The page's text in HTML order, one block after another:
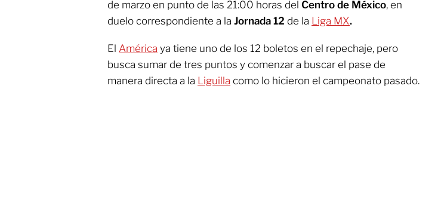
de marzo en punto de las 21:00 horas del Centro de México, en
duelo correspondiente a la Jornada 12 de la Liga MX.
El América ya tiene uno de los 12 boletos en el repechaje, pero
busca sumar de tres puntos y comenzar a buscar el pase de
manera directa a la Liguilla como lo hicieron el campeonato pasado.